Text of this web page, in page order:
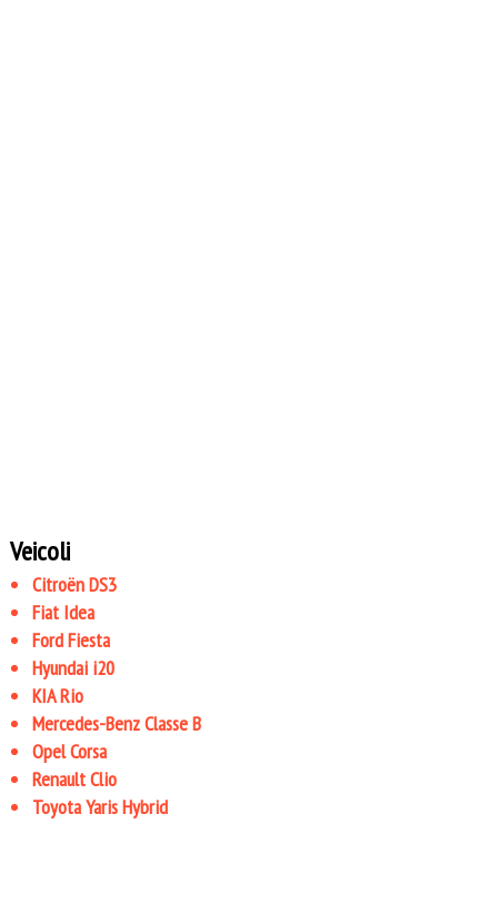
Veicoli
Citroën DS3
Fiat Idea
Ford Fiesta
Hyundai i20
KIA Rio
Mercedes-Benz Classe B
Opel Corsa
Renault Clio
Toyota Yaris Hybrid